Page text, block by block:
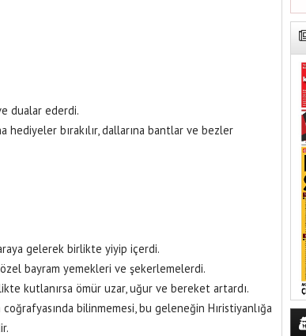
dualar ederdi.
hediyeler bırakılır, dallarına bantlar ve bezler
gelerek birlikte yiyip içerdi.
bayram yemekleri ve şekerlemelerdi.
kutlanırsa ömür uzar, uğur ve bereket artardı.
coğrafyasında bilinmemesi, bu geleneğin Hıristiyanlığa